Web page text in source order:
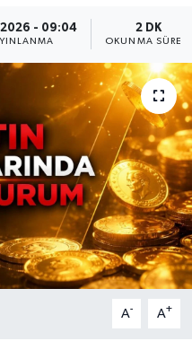
- 09:04 2 DK
OKUNMA SÜRESI
A- A+